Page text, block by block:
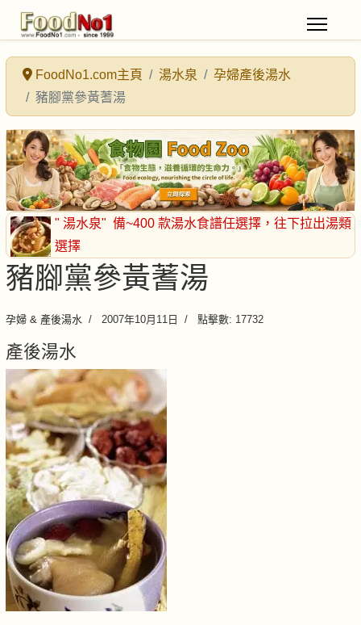
FoodNo1.com主頁 湯水泉
孕婦產後湯水
豬腳黨參黃蓍湯
" 湯水泉" 備~400 款湯水食譜任選擇 ，往下拉出湯類
選擇
豬腳黨參黃蓍湯
孕婦 & 產後湯水 2007年10月11日 點擊數: 17732
產後湯水